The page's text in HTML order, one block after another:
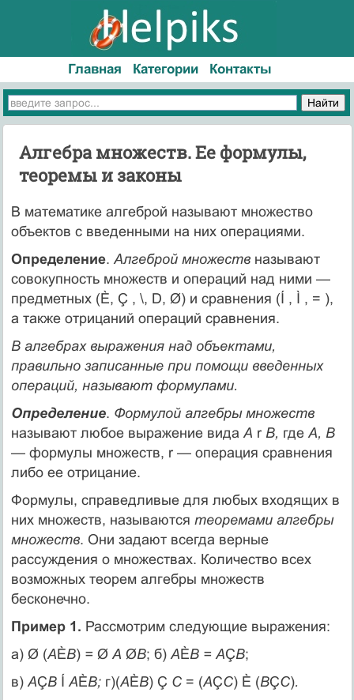
Главная Категории Контакты
Алгебра множеств. Ее формулы,
теоремы и законы
В математике алгеброй называют множество
объектов с введенными на них операциями.
Определение. Алгеброй множествназывают
совокупность множеств и операций над ними —
предметных (È, Ç , \, D, Ø) и сравнения (Í , Ì , = ),
а также отрицаний операций сравнения.
В алгебрах выражения над объектами,
правильно записанные при помощи введенных
операций, называют формулами.
Определение. Формулой алгебры множеств
называют любое выражение вида А rВ, где А, В
— формулы множеств, r — операция сравнения
либо ее отрицание.
Формулы, справедливые для любых входящих в
них множеств, называются теоремами алгебры
множеств. Они задают всегда верные
рассуждения о множествах. Количество всех
возможных теорем алгебры множеств
бесконечно.
Пример 1. Рассмотрим следующие выражения:
а) Ø (АÈВ)= ØА ØВ; б) АÈВ = АÇВ;
в) АÇВ Í АÈВ; г)(АÈВ) Ç С = (АÇC) È (BÇС).